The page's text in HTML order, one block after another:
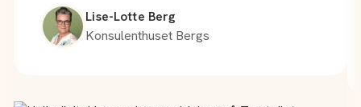
Lise-Lotte Berg
Konsulenthuset Bergs